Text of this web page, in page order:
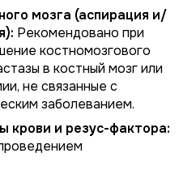
мозга (аспирация и/
Рекомендовано при
костномозгового
в костный мозг или
не связанные с
заболеванием.
крови и резус-фактора: